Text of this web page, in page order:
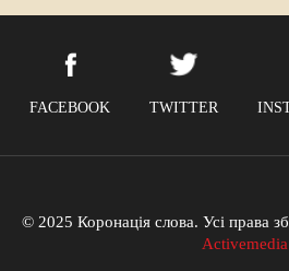
FACEBOOK TWITTER
© 2025 Коронація слова. Усі права
Activemedia